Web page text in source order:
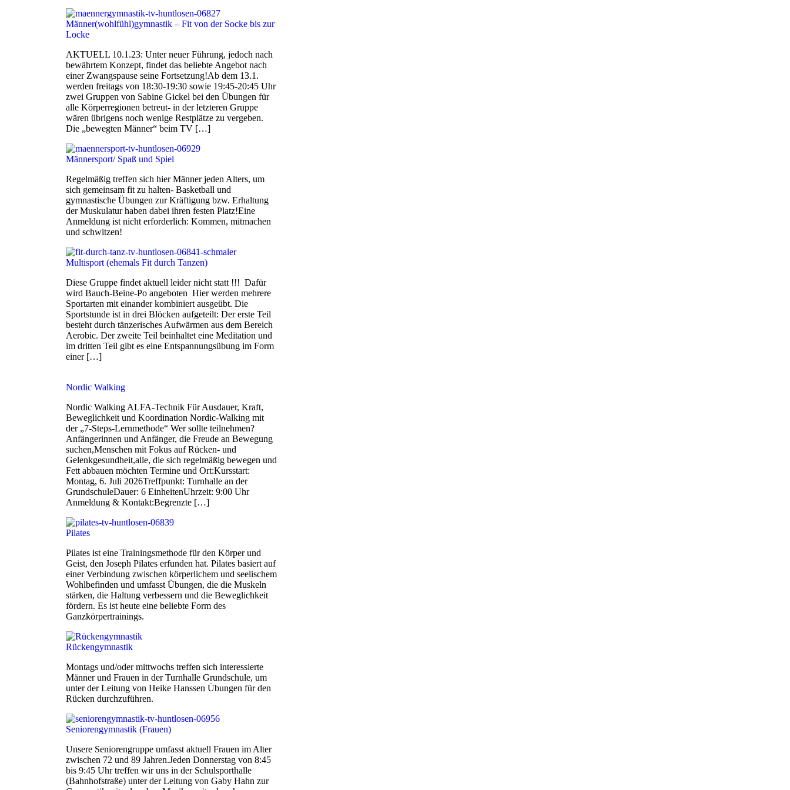
Männer(wohlfühl)gymnastik – Fit von der Socke bis zur
Locke
AKTUELL 10.1.23: Unter neuer Führung, jedoch nach
bewährtem Konzept, findet das beliebte Angebot nach
einer Zwangspause seine Fortsetzung!Ab dem 13.1.
werden freitags von 18:30-19:30 sowie 19:45-20:45 Uhr
zwei Gruppen von Sabine Gickel bei den Übungen für
alle Körperregionen betreut- in der letzteren Gruppe
wären übrigens noch wenige Restplätze zu vergeben.
Die „bewegten Männer“ beim TV […]
Männersport/ Spaß und Spiel
Regelmäßig treffen sich hier Männer jeden Alters, um
sich gemeinsam fit zu halten- Basketball und
gymnastische Übungen zur Kräftigung bzw. Erhaltung
der Muskulatur haben dabei ihren festen Platz!Eine
Anmeldung ist nicht erforderlich: Kommen, mitmachen
und schwitzen!
Multisport (ehemals Fit durch Tanzen)
Diese Gruppe findet aktuell leider nicht statt !!! Dafür
wird Bauch-Beine-Po angeboten Hier werden mehrere
Sportarten mit einander kombiniert ausgeübt. Die
Sportstunde ist in drei Blöcken aufgeteilt: Der erste Teil
besteht durch tänzerisches Aufwärmen aus dem Bereich
Aerobic. Der zweite Teil beinhaltet eine Meditation und
im dritten Teil gibt es eine Entspannungsübung im Form
einer […]
Nordic Walking
Nordic Walking ALFA-Technik Für Ausdauer, Kraft,
Beweglichkeit und Koordination Nordic-Walking mit
der „7-Steps-Lernmethode“ Wer sollte teilnehmen?
Anfängerinnen und Anfänger, die Freude an Bewegung
suchen,Menschen mit Fokus auf Rücken- und
Gelenkgesundheit,alle, die sich regelmäßig bewegen und
Fett abbauen möchten Termine und Ort:Kursstart:
Montag, 6. Juli 2026Treffpunkt: Turnhalle an der
GrundschuleDauer: 6 EinheitenUhrzeit: 9:00 Uhr
Anmeldung & Kontakt:Begrenzte […]
Pilates
Pilates ist eine Trainingsmethode für den Körper und
Geist, den Joseph Pilates erfunden hat. Pilates basiert auf
einer Verbindung zwischen körperlichem und seelischem
Wohlbefinden und umfasst Übungen, die die Muskeln
stärken, die Haltung verbessern und die Beweglichkeit
fördern. Es ist heute eine beliebte Form des
Ganzkörpertrainings.
Rückengymnastik
Montags und/oder mittwochs treffen sich interessierte
Männer und Frauen in der Turnhalle Grundschule, um
unter der Leitung von Heike Hanssen Übungen für den
Rücken durchzuführen.
Seniorengymnastik (Frauen)
Unsere Seniorengruppe umfasst aktuell Frauen im Alter
zwischen 72 und 89 Jahren.Jeden Donnerstag von 8:45
bis 9:45 Uhr treffen wir uns in der Schulsporthalle
(Bahnhofstraße) unter der Leitung von Gaby Hahn zur